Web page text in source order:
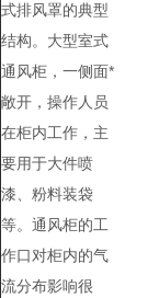
式排风罩的典型
结构。大型室式
通风柜，一侧面*
敞开，操作人员
在柜内工作，主
要用于大件喷
漆、粉料装袋
等。通风柜的工
作口对柜内的气
流分布影响很